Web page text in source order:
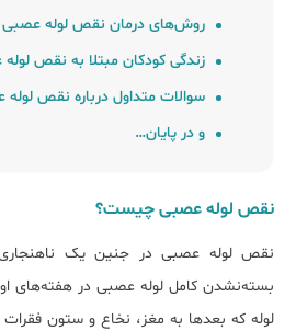
روش‌های درمان نقص لوله عصبی
زندگی کودکان مبتلا به نقص
سوالات متداول درباره نقص
و در پایان…
نقص لوله عصبی چیست؟
نقص لوله عصبی در جنین یک ناهنجاری
بسته‌نشدن کامل لوله عصبی در هفته‌های
لوله که بعدها به مغز، نخاع و ستون